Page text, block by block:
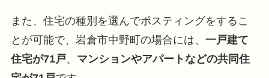
また、住宅の種別を選んでポスティングをするこ
とが可能で、岩倉市中野町の場合には、 一戸建て
住宅が71戸、 マンションやアパートなどの共同住